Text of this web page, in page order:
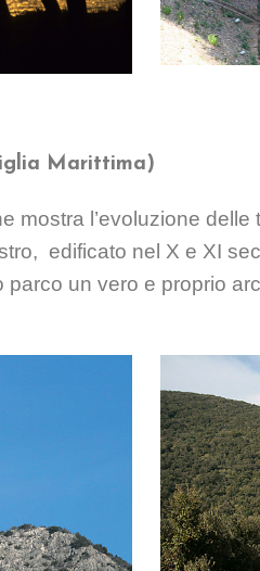
Marittima)
mostra l’evoluzione delle
edificato nel X e XI
parco un vero e proprio